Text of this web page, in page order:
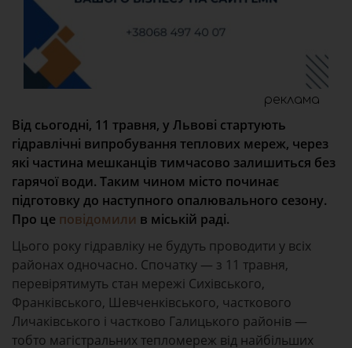
реклама
Від сьогодні, 11 травня, у Львові стартують
гідравлічні випробування теплових мереж, через
які частина мешканців тимчасово залишиться без
гарячої води. Таким чином місто починає
підготовку до наступного опалювального сезону.
Про це повідомили в міській раді.
Цього року гідравліку не будуть проводити у всіх
районах одночасно. Спочатку — з 11 травня,
перевірятимуть стан мережі Сихівського,
Франківського, Шевченківського, часткового
Личаківського і частково Галицького районів —
тобто магістральних тепломереж від найбільших